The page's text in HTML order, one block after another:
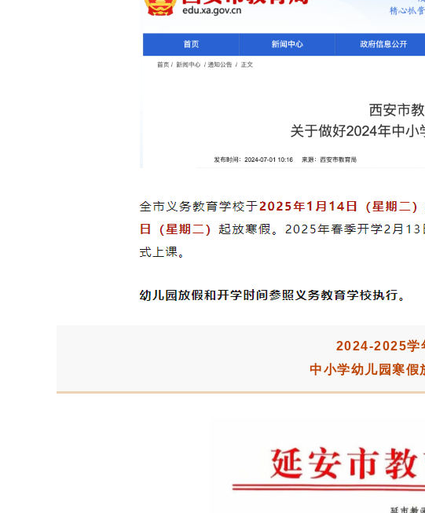
2024-2025学
中小学幼儿园寒假